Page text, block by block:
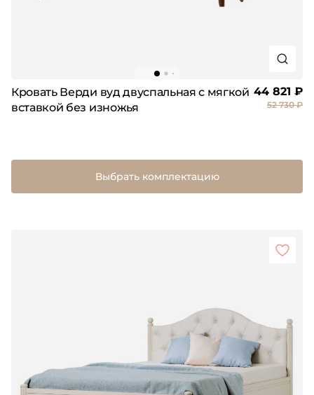
Кровать Верди вуд двуспальная с мягкой
вставкой без изножья
44 821 ₽
52 730 ₽
Выбрать комплектацию